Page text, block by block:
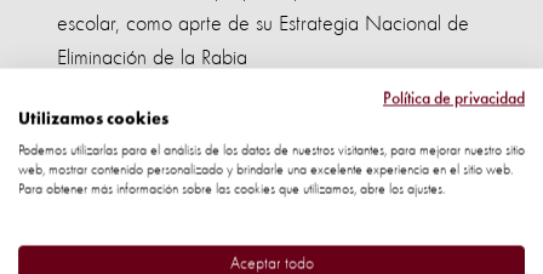
escolar, como aprte de su Estrategia Nacional de
Eliminación de la Rabia
Compañeros de World Animal Protection correrán una
maratón en Kenia en pro de la erradicación de la
rabia. Lo recaudado de esta maratón se destinará a
fundación Sharon's Live On
Política de privacidad
Utilizamos cookies
Podemos utilizarlas para el análisis de los datos de nuestros visitantes, para mejorar nuestro sitio
web, mostrar contenido personalizado y brindarle una excelente experiencia en el sitio web.
Para obtener más información sobre las cookies que utilizamos, abre los ajustes.
Aceptar todo